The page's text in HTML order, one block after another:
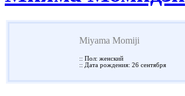
Miyama Momiji
:: Пол: женский
:: Дата рождения: 26 сентября